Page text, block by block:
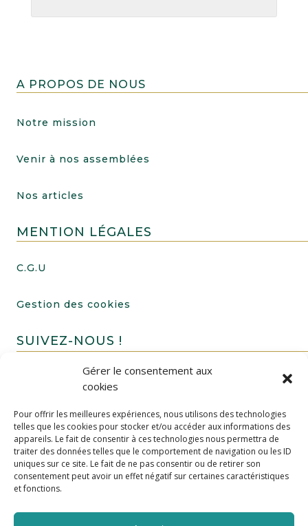
Gérer le consentement aux
cookies
Pour offrir les meilleures expériences, nous utilisons des technologies
telles que les cookies pour stocker et/ou accéder aux informations des
appareils. Le fait de consentir à ces technologies nous permettra de
traiter des données telles que le comportement de navigation ou les ID
uniques sur ce site. Le fait de ne pas consentir ou de retirer son
consentement peut avoir un effet négatif sur certaines caractéristiques
et fonctions.
A PROPOS DE NOUS
Notre mission
Venir à nos assemblées
Nos articles
MENTION LÉGALES
C.G.U
Gestion des cookies
SUIVEZ-NOUS !
FAIRE UN DON